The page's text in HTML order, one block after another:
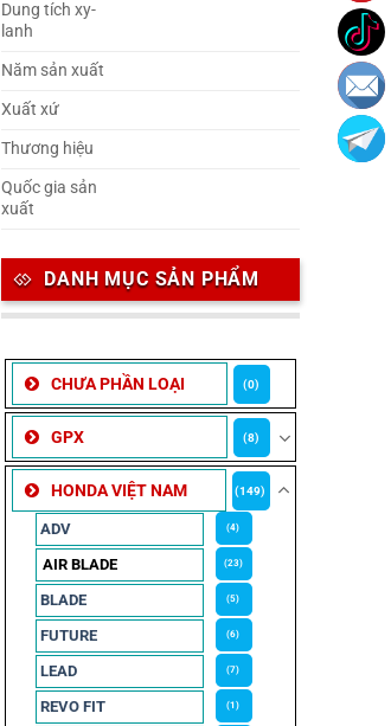
Dung tích xy-
lanh
Năm sản xuất
Xuất xứ
Thương hiệu
Quốc gia sản
xuất
DANH MỤC SẢN PHẨM
CHƯA PHẦN LOẠI (0)
GPX (8)
HONDA VIỆT NAM (149)
ADV (4)
AIR BLADE (23)
BLADE (5)
FUTURE (6)
LEAD (7)
REVO FIT (1)